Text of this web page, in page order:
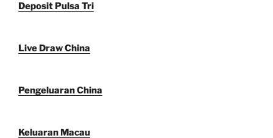
Deposit Pulsa Tri
Live Draw China
Pengeluaran China
Keluaran Macau